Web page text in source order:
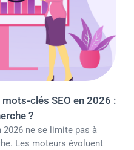
clés SEO en 2026 :
?
2026 ne se limite pas à
Les moteurs évoluent